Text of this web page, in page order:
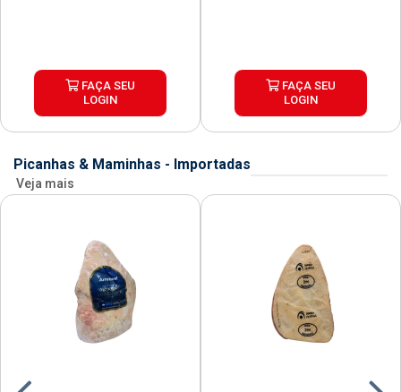
FAÇA SEU
LOGIN
FAÇA SEU
LOGIN
Picanhas & Maminhas - Importadas
Veja mais